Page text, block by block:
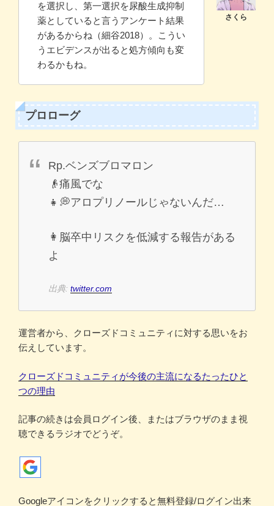
を選択し、第一選択を尿酸生成抑制
薬としていると言うアンケート結果
があるからね（細谷2018）。こうい
うエビデンスが出ると処方傾向も変
わるかもね。
プロローグ
Rp.ベンズブロマロン
👴痛風でな
👧💭アロプリノールじゃないんだ…
👩脳卒中リスクを低減する報告がある
よ
出典: twitter.com
運営者から、クローズドコミュニティに対する思いをお
伝えしています。
クローズドコミュニティが今後の主流になるたったひと
つの理由
記事の続きは会員ログイン後、またはブラウザのまま視
聴できるラジオでどうぞ。
Googleアイコンをクリックすると無料登録/ログイン出来